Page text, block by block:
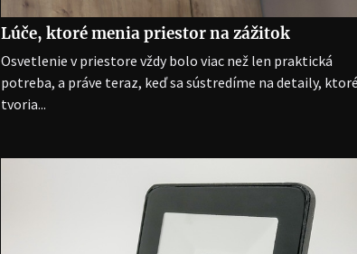
Lúče, ktoré menia priestor na zážitok
Osvetlenie v priestore vždy bolo viac než len praktická
potreba, a práve teraz, keď sa sústredíme na detaily, ktoré
tvoria...